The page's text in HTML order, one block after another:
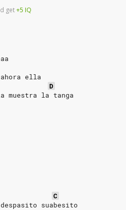
get+5 IQ
ella
D
muestra la tanga
C
suabesito